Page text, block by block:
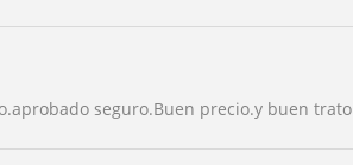
seguro.Buen precio.y buen trato